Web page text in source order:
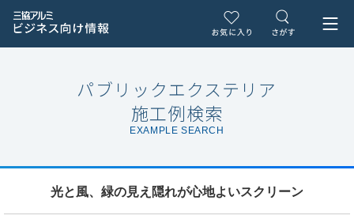
パブリックエクステリア
施工例検索
EXAMPLE SEARCH
光と風、緑の見え隠れが心地よいスクリーン